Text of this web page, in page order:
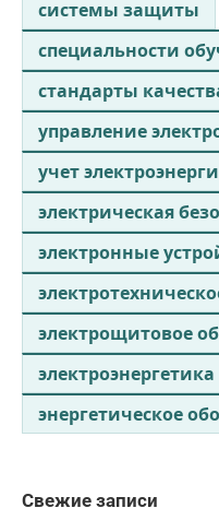
системы защиты
специальности
стандарты
управление
учет
электрическая
электронные
электрощитовое
электроэнергетика
энергетическое
Свежие записи